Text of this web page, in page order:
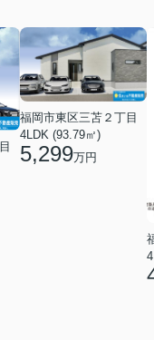
福岡市東区三苫２丁目
4LDK (93.79㎡)
5,299万円